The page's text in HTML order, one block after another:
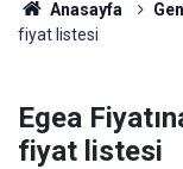
Anasayfa
fiyat listesi
Egea
fiyat listesi